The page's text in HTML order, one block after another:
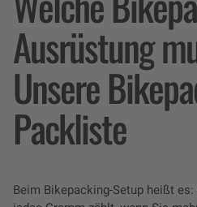
Ausrüstung
Unsere
Packliste
Beim Bikepacking-Setup heißt